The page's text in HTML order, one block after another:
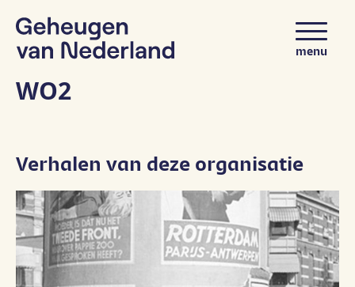
menu
WO2
Verhalen van deze organisatie